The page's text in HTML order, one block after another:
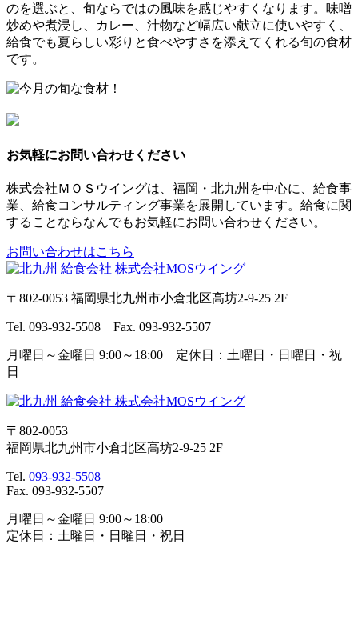
のを選ぶと、旬ならではの風味を感じやすくなります。味噌
炒めや煮浸し、カレー、汁物など幅広い献立に使いやすく、
給食でも夏らしい彩りと食べやすさを添えてくれる旬の食材
です。
お気軽にお問い合わせください
株式会社ＭＯＳウイングは、福岡・北九州を中心に、給食事
業、給食コンサルティング事業を展開しています。給食に関
することならなんでもお気軽にお問い合わせください。
お問い合わせはこちら
〒802-0053 福岡県北九州市小倉北区高坊2-9-25 2F
Tel. 093-932-5508 Fax. 093-932-5507
月曜日～金曜日 9:00～18:00 定休日：土曜日・日曜日・祝
日
〒802-0053
福岡県北九州市小倉北区高坊2-9-25 2F
Tel. 093-932-5508
Fax. 093-932-5507
月曜日～金曜日 9:00～18:00
定休日：土曜日・日曜日・祝日